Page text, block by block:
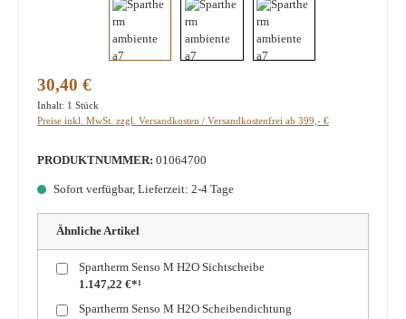
Regulärer Preis:
30,40 €
Inhalt: 1 Stück
Preise inkl. MwSt. zzgl. Versandkosten / Versandkostenfrei ab 399,- €
PRODUKTNUMMER: 01064700
Sofort verfügbar, Lieferzeit: 2-4 Tage
Ähnliche Artikel
Spartherm Senso M H2O Sichtscheibe
1.147,22 €*¹
Spartherm Senso M H2O Scheibendichtung